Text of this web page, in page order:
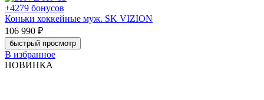
+4279 бонусов
Коньки хоккейные муж. SK VIZION
106 990 ₽
быстрый просмотр
В избранное
НОВИНКА